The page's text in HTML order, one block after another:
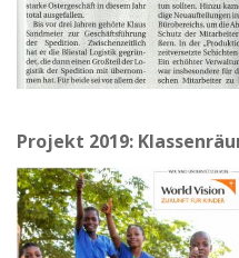
Projekt 2019: